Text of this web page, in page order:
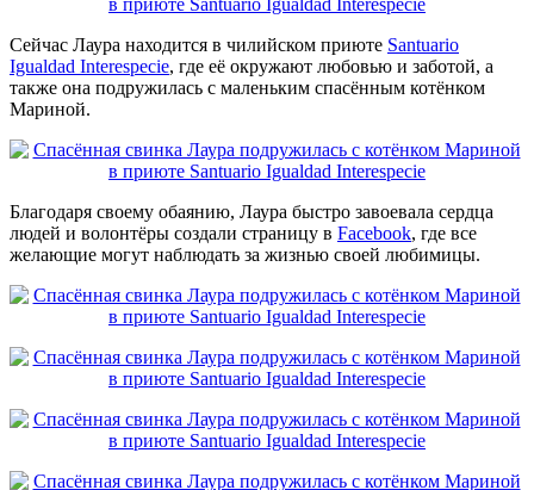
Сейчас Лаура находится в чилийском приюте Santuario
Igualdad Interespecie, где её окружают любовью и заботой, а
также она подружилась с маленьким спасённым котёнком
Мариной.
Благодаря своему обаянию, Лаура быстро завоевала сердца
людей и волонтёры создали страницу в Facebook, где все
желающие могут наблюдать за жизнью своей любимицы.